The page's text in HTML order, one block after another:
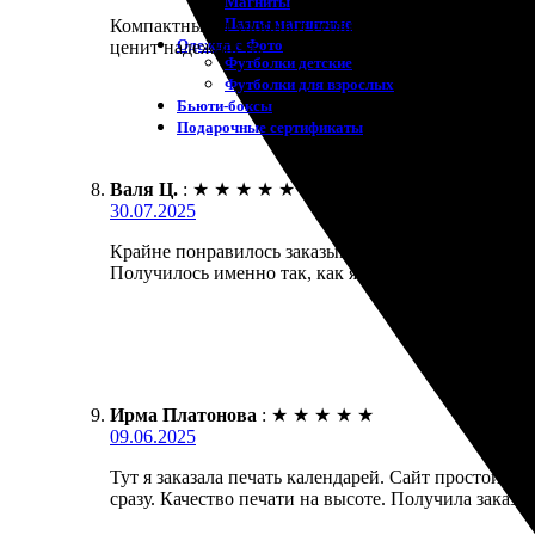
Пазлы магнитные
Одежда с Фото
Футболки детские
Футболки для взрослых
Бьюти-боксы
Подарочные сертификаты
Компактный и удобный сервис. Заказ оформляется
ценит надежность.
Валя Ц. : ★ ★ ★ ★ ★
30.07.2025
Крайне понравилось заказывать календарь. На
Получилось именно так, как я ожидал. Удобно, что
Ирма Платонова : ★ ★ ★ ★ ★
09.06.2025
Тут я заказала печать календарей. Сайт
сразу. Качество печати на высоте. Получила заказ